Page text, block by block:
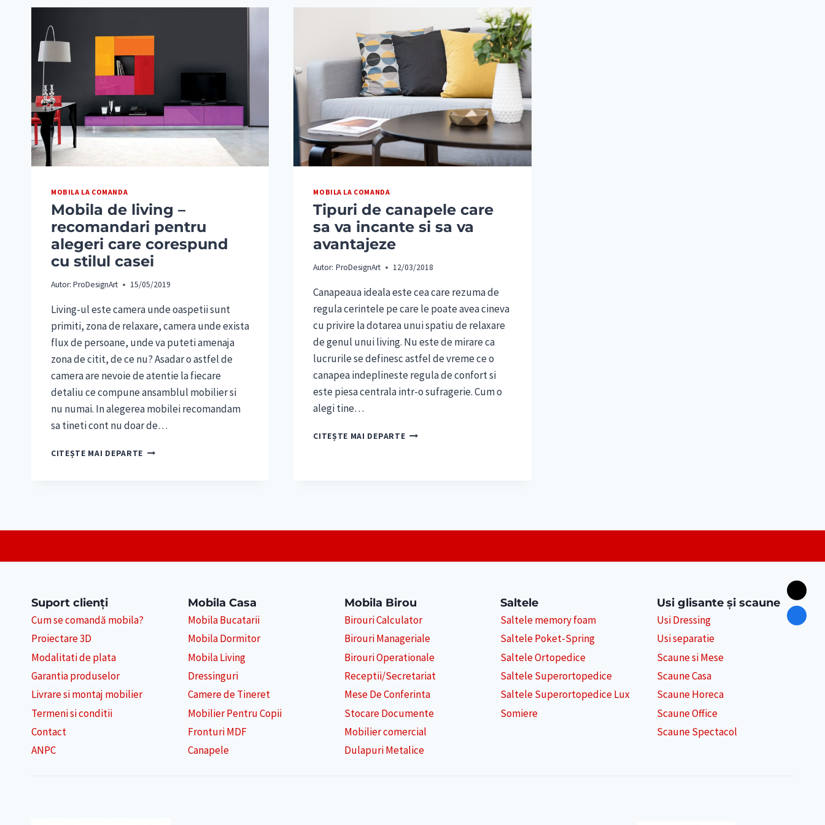
MOBILA LA COMANDA
Mobila de living –
recomandari pentru
alegeri care corespund
cu stilul casei
Autor: ProDesignArt 15/05/2019
Living-ul este camera unde oaspetii sunt
primiti, zona de relaxare, camera unde exista
flux de persoane, unde va puteti amenaja
zona de citit, de ce nu? Asadar o astfel de
camera are nevoie de atentie la fiecare
detaliu ce compune ansamblul mobilier si
nu numai. In alegerea mobilei recomandam
sa tineti cont nu doar de…
CITEȘTE MAI DEPARTEMOBILA
MOBILA LA COMANDA
Tipuri de canapele care
sa va incante si sa va
avantajeze
Autor: ProDesignArt 12/03/2018
Canapeaua ideala este cea care rezuma de
regula cerintele pe care le poate avea cineva
cu privire la dotarea unui spatiu de relaxare
de genul unui living. Nu este de mirare ca
lucrurile se definesc astfel de vreme ce o
canapea indeplineste regula de confort si
este piesa centrala intr-o sufragerie. Cum o
alegi tine…
CITEȘTE MAI DEPARTETIPURI
AVANTAJEZE
Suport clienți
Cum se comandă mobila?
Proiectare 3D
Modalitati de plata
Garantia produselor
Livrare si montaj mobilier
Termeni si conditii
Contact
ANPC
Mobila Casa
Mobila Bucatarii
Mobila Dormitor
Mobila Living
Dressinguri
Camere de Tineret
Mobilier Pentru Copii
Fronturi MDF
Canapele
Mobila Birou
Birouri Calculator
Birouri Manageriale
Birouri Operationale
Receptii/Secretariat
Mese De Conferinta
Stocare Documente
Mobilier comercial
Dulapuri Metalice
Saltele
Saltele memory foam
Saltele Poket-Spring
Saltele Ortopedice
Saltele Superortopedice
Saltele Superortopedice Lux
Somiere
Usi glisante și scaune
Usi Dressing
Usi separatie
Scaune si Mese
Scaune Casa
Scaune Horeca
Scaune Office
Scaune Spectacol